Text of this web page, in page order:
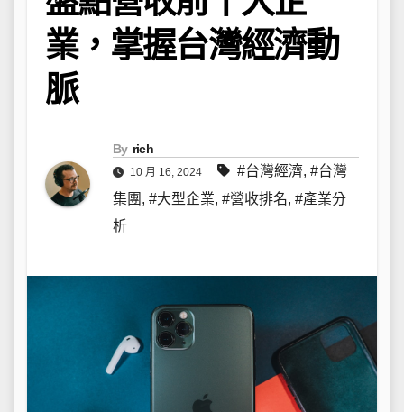
業，掌握台灣經濟動
脈
By rich
10 月 16, 2024 #台灣經濟, #台灣
集團 , #大型企業, #營收排名, #產業分
析